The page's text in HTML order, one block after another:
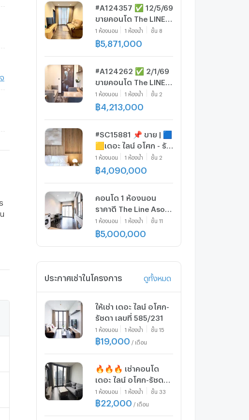
ล้านบาท
#A124357 ✅ 12/5/69
ขายคอนโด The LINE
Asoke - Ratchada 📲
📢สอบถาม ld line
1 ห้องนอน 1 ห้องน้ำ ชั้น 8
฿5,871,000
#A124262 ✅ 2/1/69
ขายคอนโด The LINE
Asoke - Ratchada 📲
📢สอบถาม ld line
1 ห้องนอน 1 ห้องน้ำ ชั้น 2
฿ 4,213,000
#SC15881 📌 ขาย | 🟦
🟨เดอะ ไลน์ อโศก - รัช
ดา​🟥🟩💬
𝑪𝒐𝒏𝒕𝒂𝒄𝒕𝑳𝑰𝑵𝑬:@𝒔𝒆𝒄𝒓𝒆𝒕𝒑𝒓𝒐𝒑𝒆𝒓𝒕𝒚
1 ห้องนอน 1 ห้องน้ำ ชั้น 2
฿ 4,090,000
คอนโด 1 ห้องนอน
ราคาดี The Line Asoke
- Ratchada ใกล้ MRT
พระราม 9 300 ม. (ID
1 ห้องนอน 1 ห้องน้ำ ชั้น 11
฿5,000,000
ประกาศเช่าในโครงการ ดูทั้งหมด
ให้เช่า เดอะ ไลน์ อโศก-
รัชดา เลขที่ 585/231
1 ห้องนอน 1 ห้องน้ำ ชั้น 15
฿19,000 / เดือน
🔥🔥🔥 เช่าคอนโด
เดอะ ไลน์ อโศก-รัชดา
MRT-พระราม 9 ดินแดง
เขต ดินแดง กรุงเทพ
1 ห้องนอน 1 ห้องน้ำ ชั้น 33
฿22,000 / เดือน